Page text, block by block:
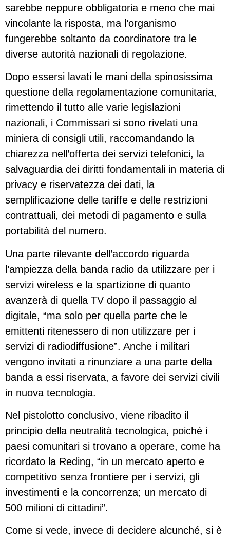
sarebbe neppure obbligatoria e meno che mai
vincolante la risposta, ma l’organismo
fungerebbe soltanto da coordinatore tra le
diverse autorità nazionali di regolazione.
Dopo essersi lavati le mani della spinosissima
questione della regolamentazione comunitaria,
rimettendo il tutto alle varie legislazioni
nazionali, i Commissari si sono rivelati una
miniera di consigli utili, raccomandando la
chiarezza nell’offerta dei servizi telefonici, la
salvaguardia dei diritti fondamentali in materia di
privacy e riservatezza dei dati, la
semplificazione delle tariffe e delle restrizioni
contrattuali, dei metodi di pagamento e sulla
portabilità del numero.
Una parte rilevante dell’accordo riguarda
l’ampiezza della banda radio da utilizzare per i
servizi wireless e la spartizione di quanto
avanzerà di quella TV dopo il passaggio al
digitale, “ma solo per quella parte che le
emittenti ritenessero di non utilizzare per i
servizi di radiodiffusione”. Anche i militari
vengono invitati a rinunziare a una parte della
banda a essi riservata, a favore dei servizi civili
in nuova tecnologia.
Nel pistolotto conclusivo, viene ribadito il
principio della neutralità tecnologica, poiché i
paesi comunitari si trovano a operare, come ha
ricordato la Reding, “in un mercato aperto e
competitivo senza frontiere per i servizi, gli
investimenti e la concorrenza; un mercato di
500 milioni di cittadini”.
Come si vede, invece di decidere alcunché, si è